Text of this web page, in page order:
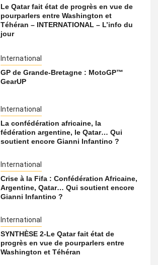
Le Qatar fait état de progrès en vue de
pourparlers entre Washington et
Téhéran – INTERNATIONAL – L’info du
jour
International
GP de Grande-Bretagne : MotoGP™
GearUP
International
La confédération africaine, la
fédération argentine, le Qatar… Qui
soutient encore Gianni Infantino ?
International
Crise à la Fifa : Confédération Africaine,
Argentine, Qatar… Qui soutient encore
Gianni Infantino ?
International
SYNTHÈSE 2-Le Qatar fait état de
progrès en vue de pourparlers entre
Washington et Téhéran